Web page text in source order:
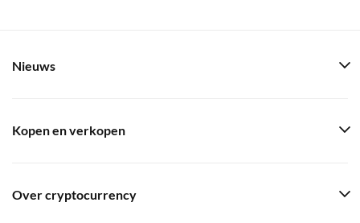
Nieuws
Kopen en verkopen
Over cryptocurrency